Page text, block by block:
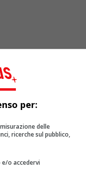
cult degli anni
Jennifer
per:
delle
ricerche sul pubblico,
o accedervi